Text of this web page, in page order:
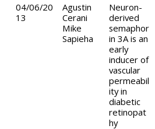
04/06/20
13
Agustin
Cerani
Mike
Sapieha
Neuron-
derived
semaphor
in 3A is an
early
inducer of
vascular
permeabil
ity in
diabetic
retinopat
hy